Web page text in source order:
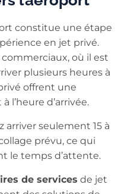
constitue une étape
en jet privé.
où il est
plusieurs heures à
offrent une
l’heure d’arrivée.
arriver seulement 15 à
prévu, ce qui
le temps d’attente.
de services de jet